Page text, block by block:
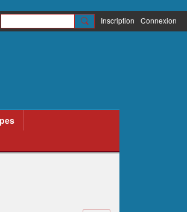
Inscription Connexion